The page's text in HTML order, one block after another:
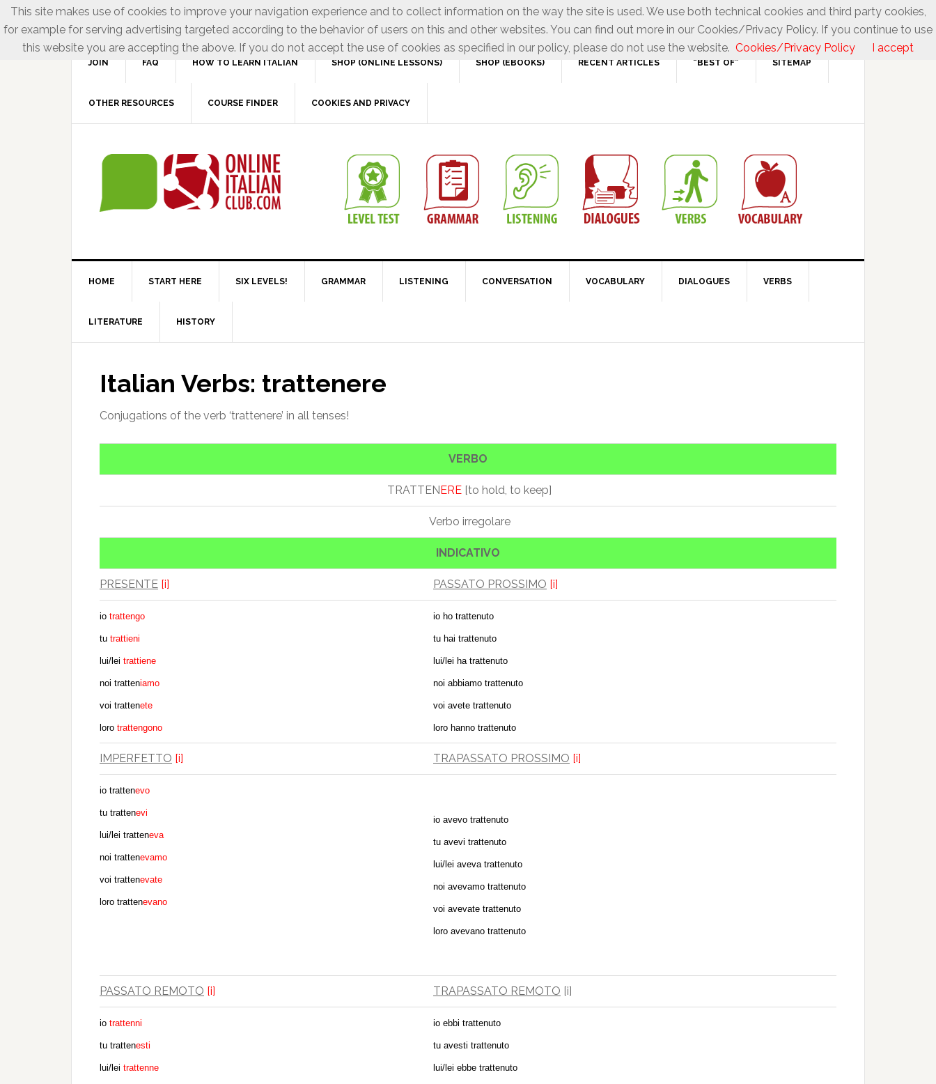
JOIN FAQ HOW TO LEARN ITALIAN SHOP (ONLINE LESSONS) SHOP (EBOOKS) RECENT ARTICLES “BEST OF” SITEMAP
OTHER RESOURCES COURSE FINDER COOKIES AND PRIVACY
HOME START HERE SIX LEVELS! GRAMMAR LISTENING CONVERSATION VOCABULARY DIALOGUES VERBS
LITERATURE HISTORY
Italian Verbs: trattenere
Conjugations of the verb ‘trattenere’ in all tenses!
VERBO
TRATTENERE [to hold, to keep]
Verbo irregolare
INDICATIVO
PRESENTE [i] PASSATO PROSSIMO [i]
io trattengo
tu trattieni
lui/lei trattiene
noi tratteniamo
voi trattenete
loro trattengono
io ho trattenuto
tu hai trattenuto
lui/lei ha trattenuto
noi abbiamo trattenuto
voi avete trattenuto
loro hanno trattenuto
IMPERFETTO [i] TRAPASSATO PROSSIMO [i]
io trattenevo
tu trattenevi
lui/lei tratteneva
noi trattenevamo
voi trattenevate
loro trattenevano
io avevo trattenuto
tu avevi trattenuto
lui/lei aveva trattenuto
noi avevamo trattenuto
voi avevate trattenuto
loro avevano trattenuto
PASSATO REMOTO [i] TRAPASSATO REMOTO [i]
io trattenni
tu trattenesti
lui/lei trattenne
io ebbi trattenuto
tu avesti trattenuto
lui/lei ebbe trattenuto
This site makes use of cookies to improve your navigation experience and to collect information on the way the site is used. We use both technical cookies and third party cookies,
for example for serving advertising targeted according to the behavior of users on this and other websites. You can find out more in our Cookies/Privacy Policy. If you continue to use
this website you are accepting the above. If you do not accept the use of cookies as specified in our policy, please do not use the website. Cookies/Privacy Policy I accept